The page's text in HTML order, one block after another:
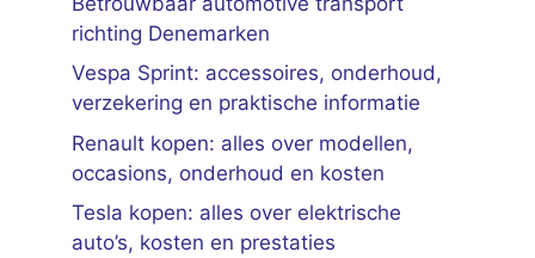
richting Denemarken
Vespa Sprint: accessoires, onderhoud,
verzekering en praktische informatie
Renault kopen: alles over modellen,
occasions, onderhoud en kosten
Tesla kopen: alles over elektrische
auto’s, kosten en prestaties